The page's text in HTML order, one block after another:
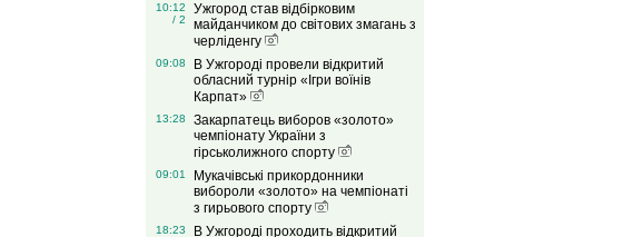
10:12
/ 2
Ужгород став відбірковим
майданчиком до світових змагань з
черліденгу
09:08
В Ужгороді провели відкритий
обласний турнір «Ігри воїнів
Карпат»
13:28
Закарпатець виборов «золото»
чемпіонату України з
гірськолижного спорту
09:01
Мукачівські прикордонники
вибороли «золото» на чемпіонаті
з гирьового спорту
18:23
В Ужгороді проходить відкритий